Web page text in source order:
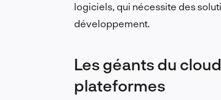
logiciels, qui nécessite des
développement.
Les géants du
plateformes